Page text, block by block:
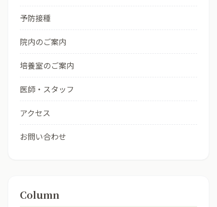
予防接種
院内のご案内
培養室のご案内
医師・スタッフ
アクセス
お問い合わせ
Column